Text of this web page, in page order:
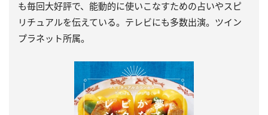
も毎回大好評で、能動的に使いこなすための占いやスピ
リチュアルを伝えている。テレビにも多数出演。ツイン
プラネット所属。